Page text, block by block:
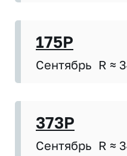
175P
Сентябрь R ≈
373P
Сентябрь R ≈